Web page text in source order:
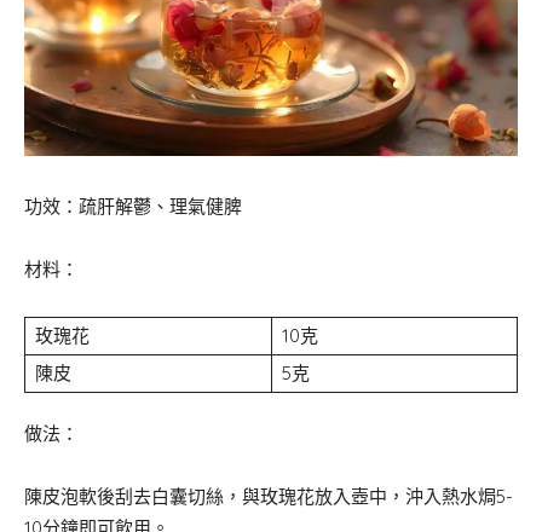
功效：疏肝解鬱、理氣健脾
材料：
玫瑰花
10克
陳皮
5克
做法：
陳皮泡軟後刮去白囊切絲，與玫瑰花放入壺中，沖入熱水焗5-